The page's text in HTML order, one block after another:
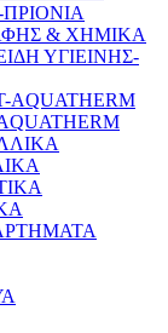
& ΧΗΜΙΚΑ
ΥΓΙΕΙΝΗΣ-